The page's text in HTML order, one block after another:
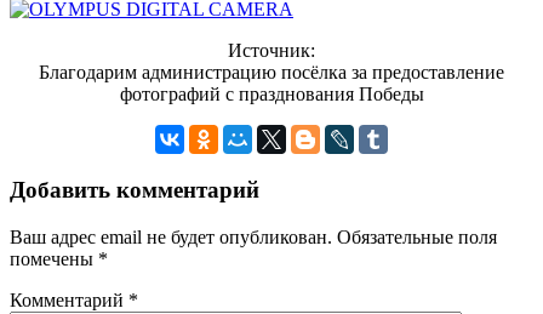
Источник:
Благодарим администрацию посёлка за предоставление
фотографий с празднования Победы
Добавить комментарий
Ваш адрес email не будет опубликован. Обязательные поля
помечены *
Комментарий *